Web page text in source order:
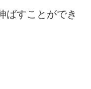
ばすことができ